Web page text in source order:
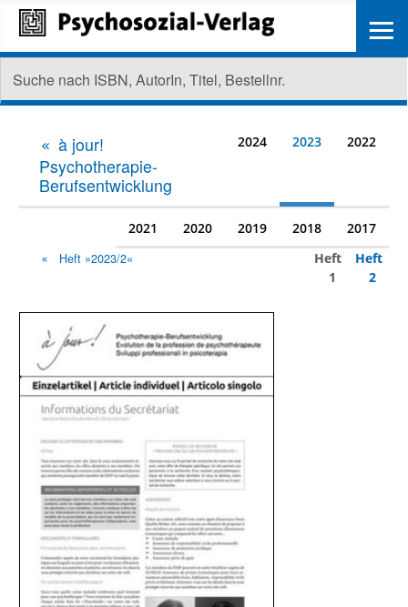
à jour!
Psychotherapie-
Berufsentwicklung
2024 2023 2022
2021 2020 2019 2018 2017
Heft »2023/2«
Heft
1
Heft
2
≡